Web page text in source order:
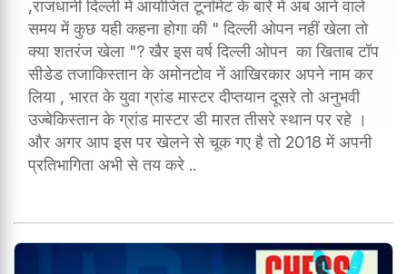
,राजधानी दिल्ली में आयोजित टूर्नामेंट के बारे में अब आने वाले
समय में कुछ यही कहना होगा की " दिल्ली ओपन नहीं खेला तो
क्या शतरंज खेला "? खैर इस वर्ष दिल्ली ओपन का खिताब टॉप
सीडेड तजाकिस्तान के अमोनटोव नें आखिरकार अपने नाम कर
लिया , भारत के युवा ग्रांड मास्टर दीप्तयान दूसरे तो अनुभवी
उज्बेकिस्तान के ग्रांड मास्टर डी मारत तीसरे स्थान पर रहे ।
और अगर आप इस पर खेलने से चूक गए है तो 2018 में अपनी
प्रतिभागिता अभी से तय करे ..